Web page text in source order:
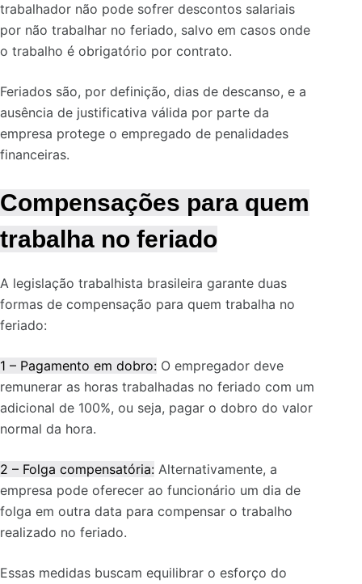
trabalhador não pode sofrer descontos salariais
por não trabalhar no feriado, salvo em casos onde
o trabalho é obrigatório por contrato.
Feriados são, por definição, dias de descanso, e a
ausência de justificativa válida por parte da
empresa protege o empregado de penalidades
financeiras.
Compensações para quem
trabalha no feriado
A legislação trabalhista brasileira garante duas
formas de compensação para quem trabalha no
feriado:
1 – Pagamento em dobro: O empregador deve
remunerar as horas trabalhadas no feriado com um
adicional de 100%, ou seja, pagar o dobro do valor
normal da hora.
2 – Folga compensatória: Alternativamente, a
empresa pode oferecer ao funcionário um dia de
folga em outra data para compensar o trabalho
realizado no feriado.
Essas medidas buscam equilibrar o esforço do